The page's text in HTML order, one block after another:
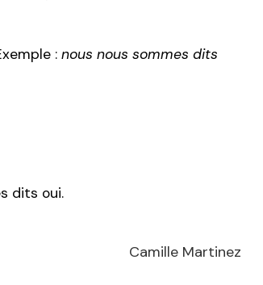
: nous nous sommes dits
dits oui.
Camille Martinez